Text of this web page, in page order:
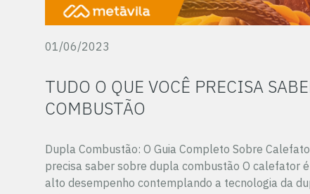
01/06/2023
TUDO O QUE VOCÊ PRECISA
COMBUSTÃO
Dupla Combustão: O Guia Completo Sobre
precisa saber sobre dupla combustão O calefator
alto desempenho contemplando a tecnologia da